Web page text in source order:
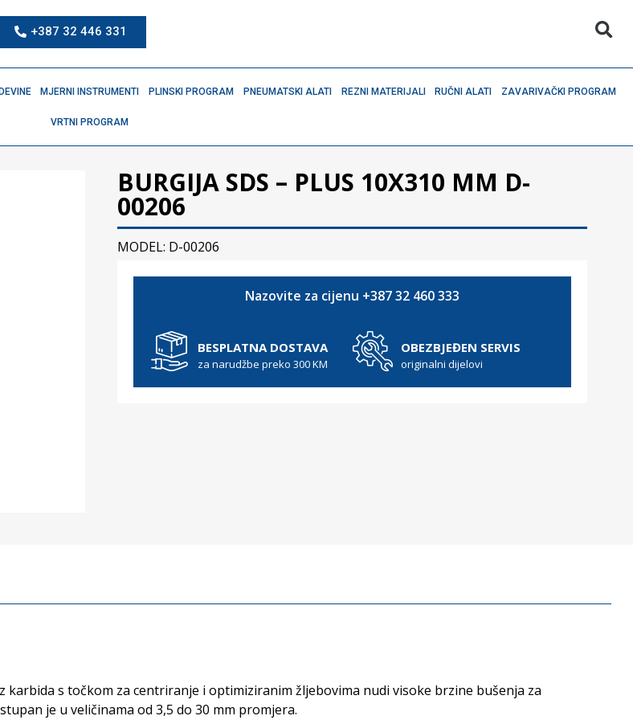
+387 32 446 331
MJERNI INSTRUMENTI PLINSKI PROGRAM PNEUMATSKI ALATI REZNI MATERIJALI RUČNI ALATI ZAVARIVAČKI PROGRAM
VRTNI PROGRAM
BURGIJA SDS – PLUS 10X310 MM D-
00206
MODEL: D-00206
Nazovite za cijenu +387 32 460 333
BESPLATNA DOSTAVA
za narudžbe preko 300 KM
OBEZBJEĐEN SERVIS
originalni dijelovi
karbida s točkom za centriranje i optimiziranim žljebovima nudi visoke brzine bušenja za
je u veličinama od 3,5 do 30 mm promjera.